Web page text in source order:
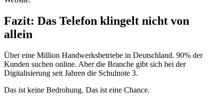
Fazit: Das Telefon klingelt nicht von
allein
Über eine Million Handwerksbetriebe in Deutschland. 90% der
Kunden suchen online. Aber die Branche gibt sich bei der
Digitalisierung seit Jahren die Schulnote 3.
Das ist keine Bedrohung. Das ist eine Chance.